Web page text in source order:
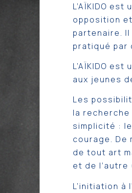
L’AÏKIDO
opposition
partenaire.
pratiqué par
L’AÏKIDO
aux jeunes
Les
la
simplicité :
courage. De
de tout art
et de
L’initiation à